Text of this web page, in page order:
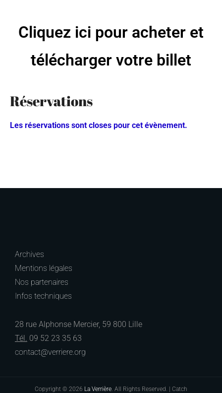
Cliquez ici pour acheter et
télécharger votre billet
Réservations
Les réservations sont closes pour cet évènement.
Archives
Mentions légales
Nos partenaires
Infos techniques
28 rue Alphonse Mercier, 59 800 Lille
Tél. 09 52 23 35 63
contact@verriere.org
Copyright © 2026 La Verrière. All Rights Reserved. | Catch